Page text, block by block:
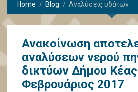
Home Blog Αναλύσεις υδάτων
Ανακοίνωση
αναλύσεων νερού
δικτύων Δήμου
Φεβρουάριος 2017